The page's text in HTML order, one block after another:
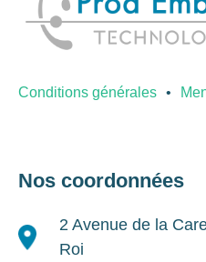
Conditions générales
Nos coordonnées
2 Avenue de la
Roi